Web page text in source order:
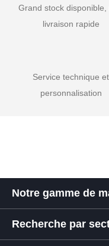
Grand stock disponible,
livraison rapide
Service technique et
personnalisation
Notre gamme de
Recherche par